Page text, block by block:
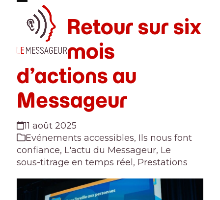
content
Open
mobile
menu
Close
mobile
menu
Retour sur six
mois
d’actions au
Messageur
11 août 2025
Evénements accessibles, Ils nous font
confiance, L'actu du Messageur, Le
sous-titrage en temps réel , Prestations